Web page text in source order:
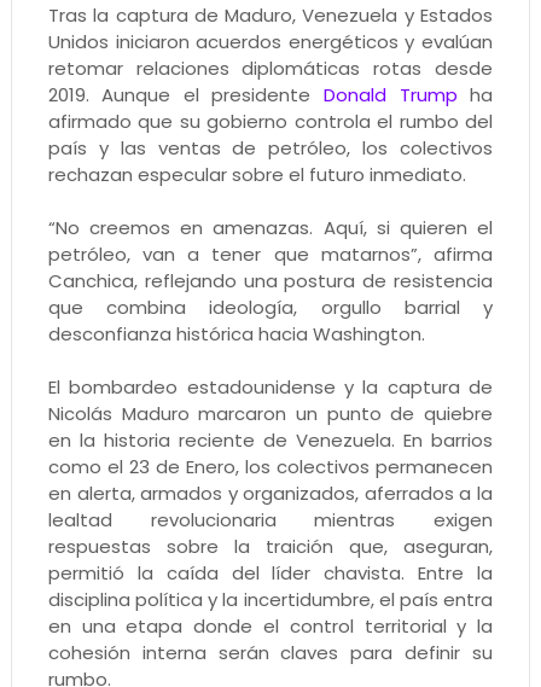
Tras la captura de Maduro, Venezuela y Estados
Unidos iniciaron acuerdos energéticos y evalúan
retomar relaciones diplomáticas rotas desde
2019. Aunque el presidenteDonald Trump ha
afirmado que su gobierno controla el rumbo del
país y las ventas de petróleo, los colectivos
rechazan especular sobre el futuro inmediato.
“No creemos en amenazas. Aquí, si quieren el
petróleo, van a tener que matarnos”, afirma
Canchica, reflejando una postura de resistencia
que combina ideología, orgullo barrial y
desconfianza histórica hacia Washington.
El bombardeo estadounidense y la captura de
Nicolás Maduro marcaron un punto de quiebre
en la historia reciente de Venezuela. En barrios
como el 23 de Enero, los colectivos permanecen
en alerta, armados y organizados, aferrados a la
lealtad revolucionaria mientras exigen
respuestas sobre la traición que, aseguran,
permitió la caída del líder chavista. Entre la
disciplina política y la incertidumbre, el país entra
en una etapa donde el control territorial y la
cohesión interna serán claves para definir su
rumbo.